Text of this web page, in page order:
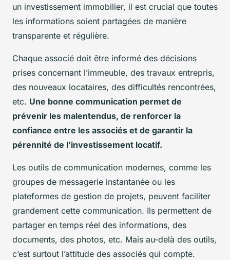
un investissement immobilier, il est crucial que toutes
les informations soient partagées de manière
transparente et régulière.
Chaque associé doit être informé des décisions
prises concernant l’immeuble, des travaux entrepris,
des nouveaux locataires, des difficultés rencontrées,
etc. Une bonne communication permet de
prévenir les malentendus, de renforcer la
confiance entre les associés et de garantir la
pérennité de l’investissement locatif.
Les outils de communication modernes, comme les
groupes de messagerie instantanée ou les
plateformes de gestion de projets, peuvent faciliter
grandement cette communication. Ils permettent de
partager en temps réel des informations, des
documents, des photos, etc. Mais au-delà des outils,
c’est surtout l’attitude des associés qui compte.